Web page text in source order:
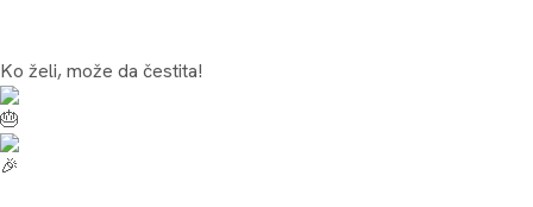
Ko želi, može da čestita!